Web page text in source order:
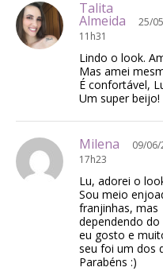
Talita
Almeida
25/
11h31
Lindo o look.
Mas amei
É confortável,
Um super beijo!
Milena
09/06/
17h23
Lu, adorei o
Sou meio
franjinhas, mas
dependendo
eu gosto e
seu foi um dos
Parabéns :)